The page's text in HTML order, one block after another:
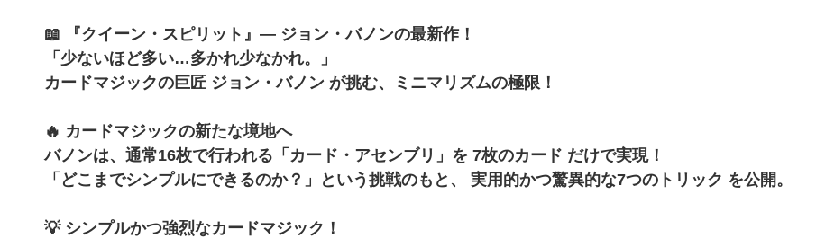
📖 『クイーン・スピリット』— ジョン・バノンの最新作！
「少ないほど多い…多かれ少なかれ。」
カードマジックの巨匠 ジョン・バノン が挑む、ミニマリズムの極限！
🔥 カードマジックの新たな境地へ
バノンは、通常16枚で行われる「カード・アセンブリ」を 7枚のカード だけで実現！
「どこまでシンプルにできるのか？」という挑戦のもと、 実用的かつ驚異的な7つのトリック を公開。
💡 シンプルかつ強烈なカードマジック！